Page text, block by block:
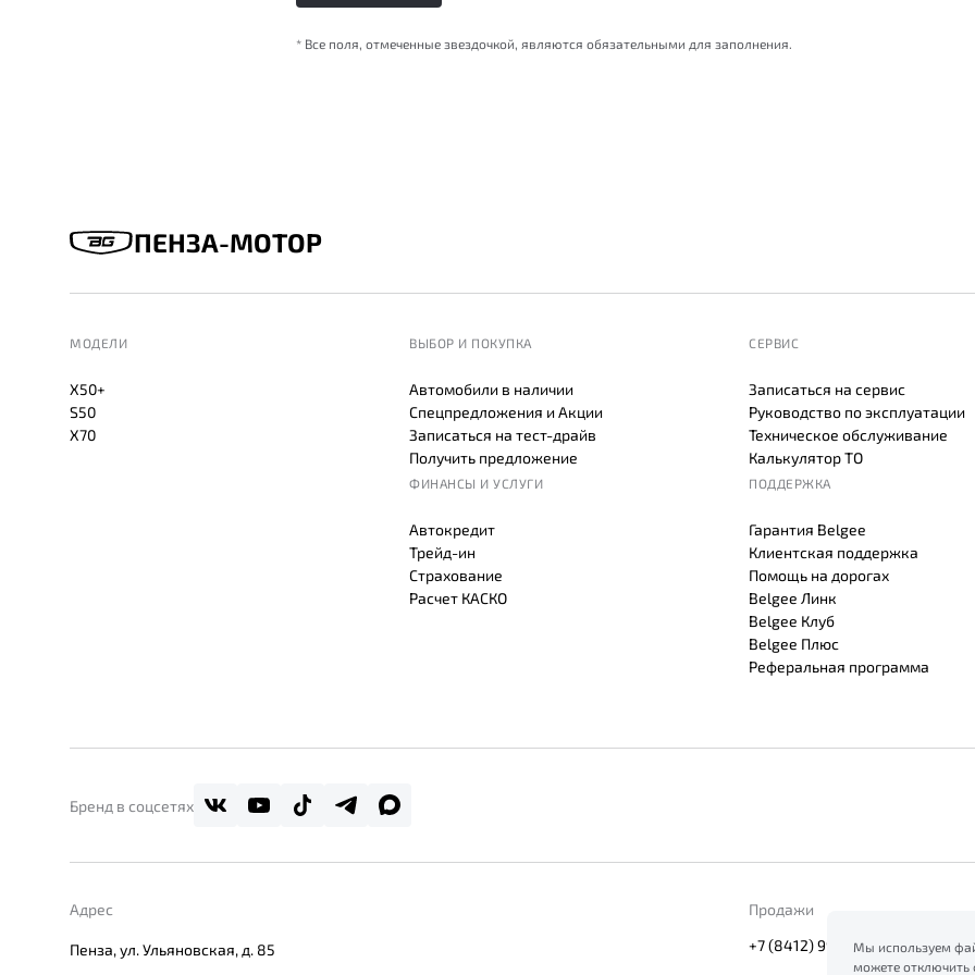
* Все поля, отмеченные звездочкой, являются обязательными для заполнения.
ПЕНЗА-МОТОР
МОДЕЛИ
X50+
S50
X70
ВЫБОР И ПОКУПКА
Автомобили в наличии
Спецпредложения и Акции
Записаться на тест-драйв
Получить предложение
ФИНАНСЫ И УСЛУГИ
Автокредит
Трейд-ин
Страхование
Расчет КАСКО
СЕРВИС
Записаться на сервис
Руководство по эксплуатации
Техническое обслуживание
Калькулятор ТО
ПОДДЕРЖКА
Гарантия Belgee
Клиентская поддержка
Помощь на дорогах
Belgee Линк
Belgee Клуб
Belgee Плюс
Реферальная программа
Бренд в соцсетях
Адрес
Пенза, ул. Ульяновская, д. 85
Продажи
+7 (8412) 990-800Мы используем
можете отключить